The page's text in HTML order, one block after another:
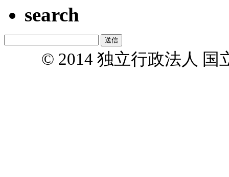
search
© 2014 独立行政法人 国